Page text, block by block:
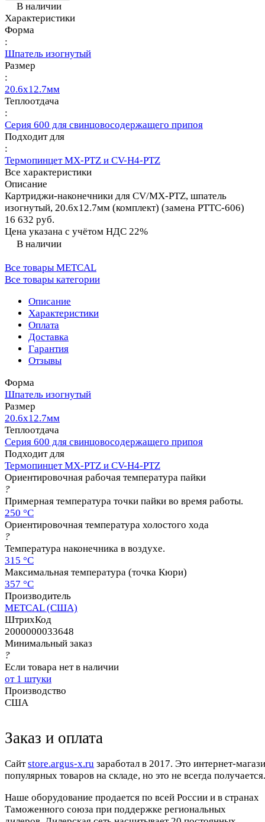
В наличии
Характеристики
Форма
:
Шпатель изогнутый
Размер
:
20.6х12.7мм
Теплоотдача
:
Серия 600 для свинцовосодержащего припоя
Подходит для
:
Термопинцет MX-PTZ и CV-H4-PTZ
Все характеристики
Описание
Картриджи-наконечники для CV/MX-PTZ, шпатель
изогнутый, 20.6х12.7мм (комплект) (замена PTTC-606)
16 632 руб.
Цена указана с учётом НДС 22%
В наличии
Все товары METCAL
Все товары категории
Описание
Характеристики
Оплата
Доставка
Гарантия
Отзывы
Форма
Шпатель изогнутый
Размер
20.6х12.7мм
Теплоотдача
Серия 600 для свинцовосодержащего припоя
Подходит для
Термопинцет MX-PTZ и CV-H4-PTZ
Ориентировочная рабочая температура пайки
?
Примерная температура точки пайки во время работы.
250 °C
Ориентировочная температура холостого хода
?
Температура наконечника в воздухе.
315 °C
Максимальная температура (точка Кюри)
357 °C
Производитель
METCAL (США)
ШтрихКод
2000000033648
Минимальный заказ
?
Если товара нет в наличии
от 1 штуки
Производство
США
Заказ и оплата
Cайтstore.argus-x.ru заработал в 2017. Это интернет-
популярных товаров на складе, но это не всегда
Наше оборудование продается по всей России и в странах
Таможенного союза при поддержке региональных